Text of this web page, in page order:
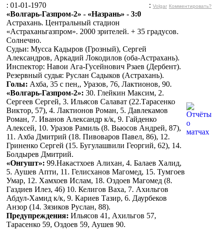
: 01-01-1970 : Volgar Комментировать?
«Волгарь-Газпром-2» - «Назрань» - 3:0
Астрахань. Центральный стадион
«Астраханьгазпром». 2000 зрителей. + 35 градусов.
Солнечно.
Судьи: Мусса Кадыров (Грозный), Сергей
Александров, Аркадий Локодилов (оба-Астрахань).
Инспектор: Навои Ага-Гусейнович Рзаев (Дербент).
Резервный судья: Руслан Садыков (Астрахань).
Голы: Ахба, 35 с пен,, Уразов, 76, Лактионов, 90.
«Волгарь-Газпром-2»: 30. Глейкин Максим, 2.
Сергеев Сергей, 3. Ильясов Салават (22.Тарасенко
Виктор, 57), 4. Лактионов Роман, 5. Давлекамов
Роман, 7. Иванов Александр к/к, 9. Гайденко
Алексей, 10. Уразов Рамиль (8. Вьюсов Андрей, 87),
11. Ахба Дмитрий (18. Пивоваров Павел, 86), 12.
Гриненко Сергей (15. Бугулашвили Георгий, 62), 14.
Болдырев Дмитрий.
«Онгушт»: 99.Накастхоев Алихан, 4. Балаев Халид,
5. Аушев Апти, 11. Гелисханов Магомед, 15. Тумгоев
Умар, 12. Хамхоев Ислам, 18. Оздоев Магомед (8.
Газдиев Илез, 46) 10. Келигов Ваха, 7. Ахильгов
Абдул-Хамид к/к, 9. Кариев Тазир, 6. Даурбеков
Анзор (14. Зязиков Руслан, 88).
Предупреждения: Ильясов 41, Ахильгов 57,
Тарасенко 59, Оздоев 59, Аушев 90.